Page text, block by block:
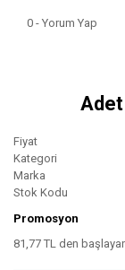
0 - Yorum Yap
Adet
Fiyat
Kategori
Marka
Stok Kodu
Promosyon
81,77 TL den